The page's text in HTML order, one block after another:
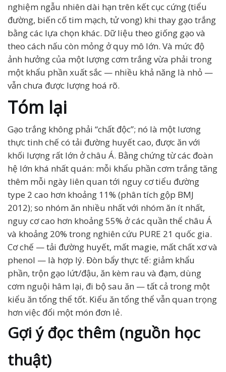
nghiệm ngẫu nhiên dài hạn trên kết cục cứng (tiểu
đường, biến cố tim mạch, tử vong) khi thay gạo trắng
bằng các lựa chọn khác. Dữ liệu theo giống gạo và
theo cách nấu còn mỏng ở quy mô lớn. Và mức độ
ảnh hưởng của một lượng cơm trắng vừa phải trong
một khẩu phần xuất sắc — nhiều khả năng là nhỏ —
vẫn chưa được lượng hoá rõ.
Tóm lại
Gạo trắng không phải “chất độc”; nó là một lương
thực tinh chế có tải đường huyết cao, được ăn với
khối lượng rất lớn ở châu Á. Bằng chứng từ các đoàn
hệ lớn khá nhất quán: mỗi khẩu phần cơm trắng tăng
thêm mỗi ngày liên quan tới nguy cơ tiểu đường
type 2 cao hơn khoảng 11% (phân tích gộp BMJ
2012); so nhóm ăn nhiều nhất với nhóm ăn ít nhất,
nguy cơ cao hơn khoảng 55% ở các quần thể châu Á
và khoảng 20% trong nghiên cứu PURE 21 quốc gia.
Cơ chế — tải đường huyết, mất magie, mất chất xơ và
phenol — là hợp lý. Đòn bẩy thực tế: giảm khẩu
phần, trộn gạo lứt/đậu, ăn kèm rau và đạm, dùng
cơm nguội hâm lại, đi bộ sau ăn — tất cả trong một
kiểu ăn tổng thể tốt. Kiểu ăn tổng thể vẫn quan trọng
hơn việc đổi một món đơn lẻ.
Gợi ý đọc thêm (nguồn học
thuật)